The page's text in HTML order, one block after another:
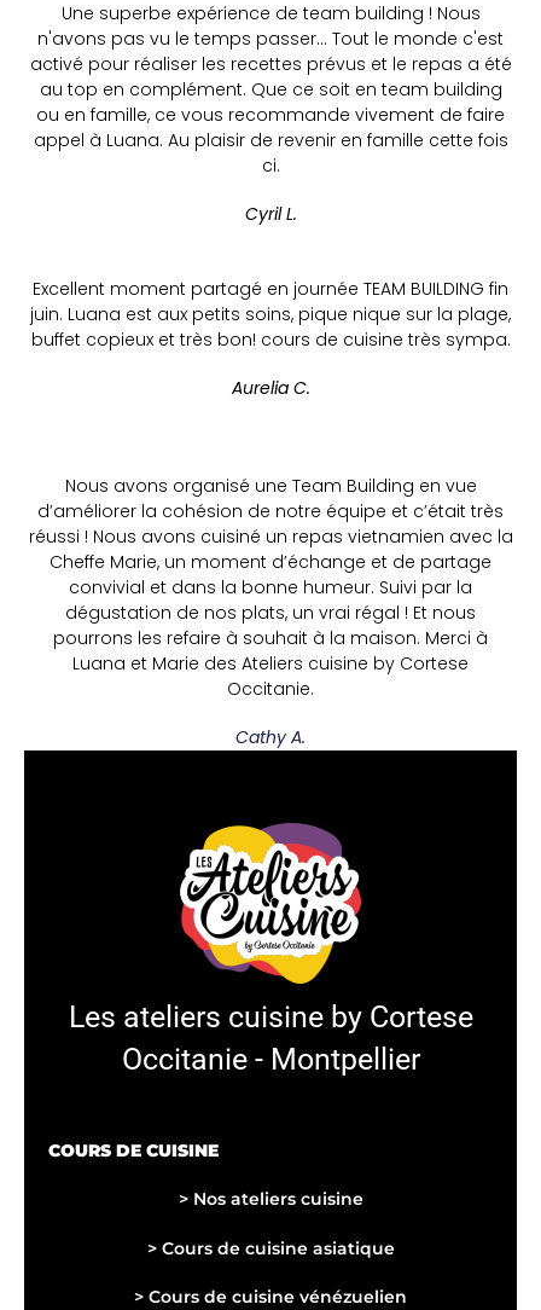
Une superbe expérience de team building ! Nous
n'avons pas vu le temps passer... Tout le monde c'est
activé pour réaliser les recettes prévus et le repas a été
au top en complément. Que ce soit en team building
ou en famille, ce vous recommande vivement de faire
appel à Luana. Au plaisir de revenir en famille cette fois
ci.
Cyril L.
Excellent moment partagé en journée TEAM BUILDING fin
juin. Luana est aux petits soins, pique nique sur la plage,
buffet copieux et très bon! cours de cuisine très sympa.
Aurelia C.
Nous avons organisé une Team Building en vue
d’améliorer la cohésion de notre équipe et c’était très
réussi ! Nous avons cuisiné un repas vietnamien avec la
Cheffe Marie, un moment d’échange et de partage
convivial et dans la bonne humeur. Suivi par la
dégustation de nos plats, un vrai régal ! Et nous
pourrons les refaire à souhait à la maison. Merci à
Luana et Marie des Ateliers cuisine by Cortese
Occitanie.
Cathy A.
Les ateliers cuisine by Cortese
Occitanie - Montpellier
COURS DE CUISINE
> Nos ateliers cuisine
>Cours de cuisine asiatique
> Cours de cuisine vénézuelien